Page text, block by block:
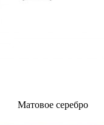
Матовое серебро